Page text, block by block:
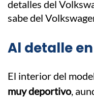
Al detalle
El interior del
muy deportivo,